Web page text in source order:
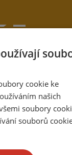
cookie ke
našich
soubory
souborů